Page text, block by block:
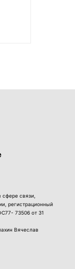
связи,
регистрационный
73506 от 31
Вячеслав